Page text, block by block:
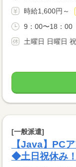
時給1,600円～
9：00〜18：00
土曜日 日曜日
[一般派遣]
【Java】PC
◆土日祝休み！